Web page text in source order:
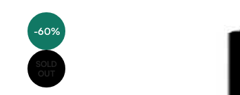
-60%
SOLD
OUT